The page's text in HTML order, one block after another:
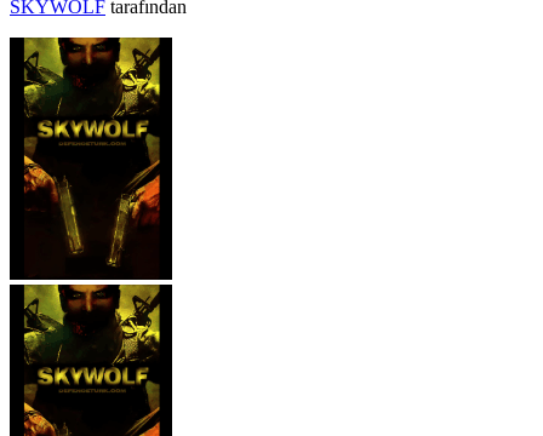
SKYWOLF tarafından